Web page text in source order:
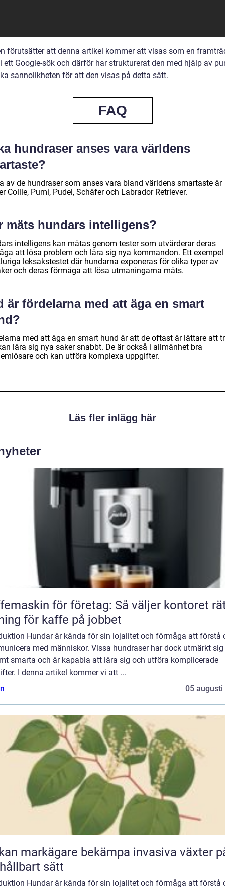
förutsätter att denna artikel kommer att visas som en
ett Google-sök och därför har strukturerat den med hjälp av
sannolikheten för att den visas på detta sätt.
FAQ
hundraser anses vara världens
av de hundraser som anses vara bland världens smartaste är
Collie, Pumi, Pudel, Schäfer och Labrador Retriever.
mäts hundars intelligens?
intelligens kan mätas genom tester som utvärderar deras
att lösa problem och lära sig nya kommandon. Ett exempel
leksakstestet där hundarna exponeras för olika typer av
och deras förmåga att lösa utmaningarna mäts.
är fördelarna med att äga en smart
med att äga en smart hund är att de oftast är lättare att
lära sig nya saker snabbt. De är också i allmänhet bra
och kan utföra komplexa uppgifter.
Läs fler inlägg här
för företag: Så väljer kontoret
för kaffe på jobbet
Hundar är kända för sin lojalitet och förmåga att förstå
med människor. Vissa hundraser har dock utmärkt
smarta och är kapabla att lära sig och utföra komplicerade
I denna artikel kommer vi att ...
05 augusti
markägare bekämpa invasiva växter
sätt
Hundar är kända för sin lojalitet och förmåga att förstå